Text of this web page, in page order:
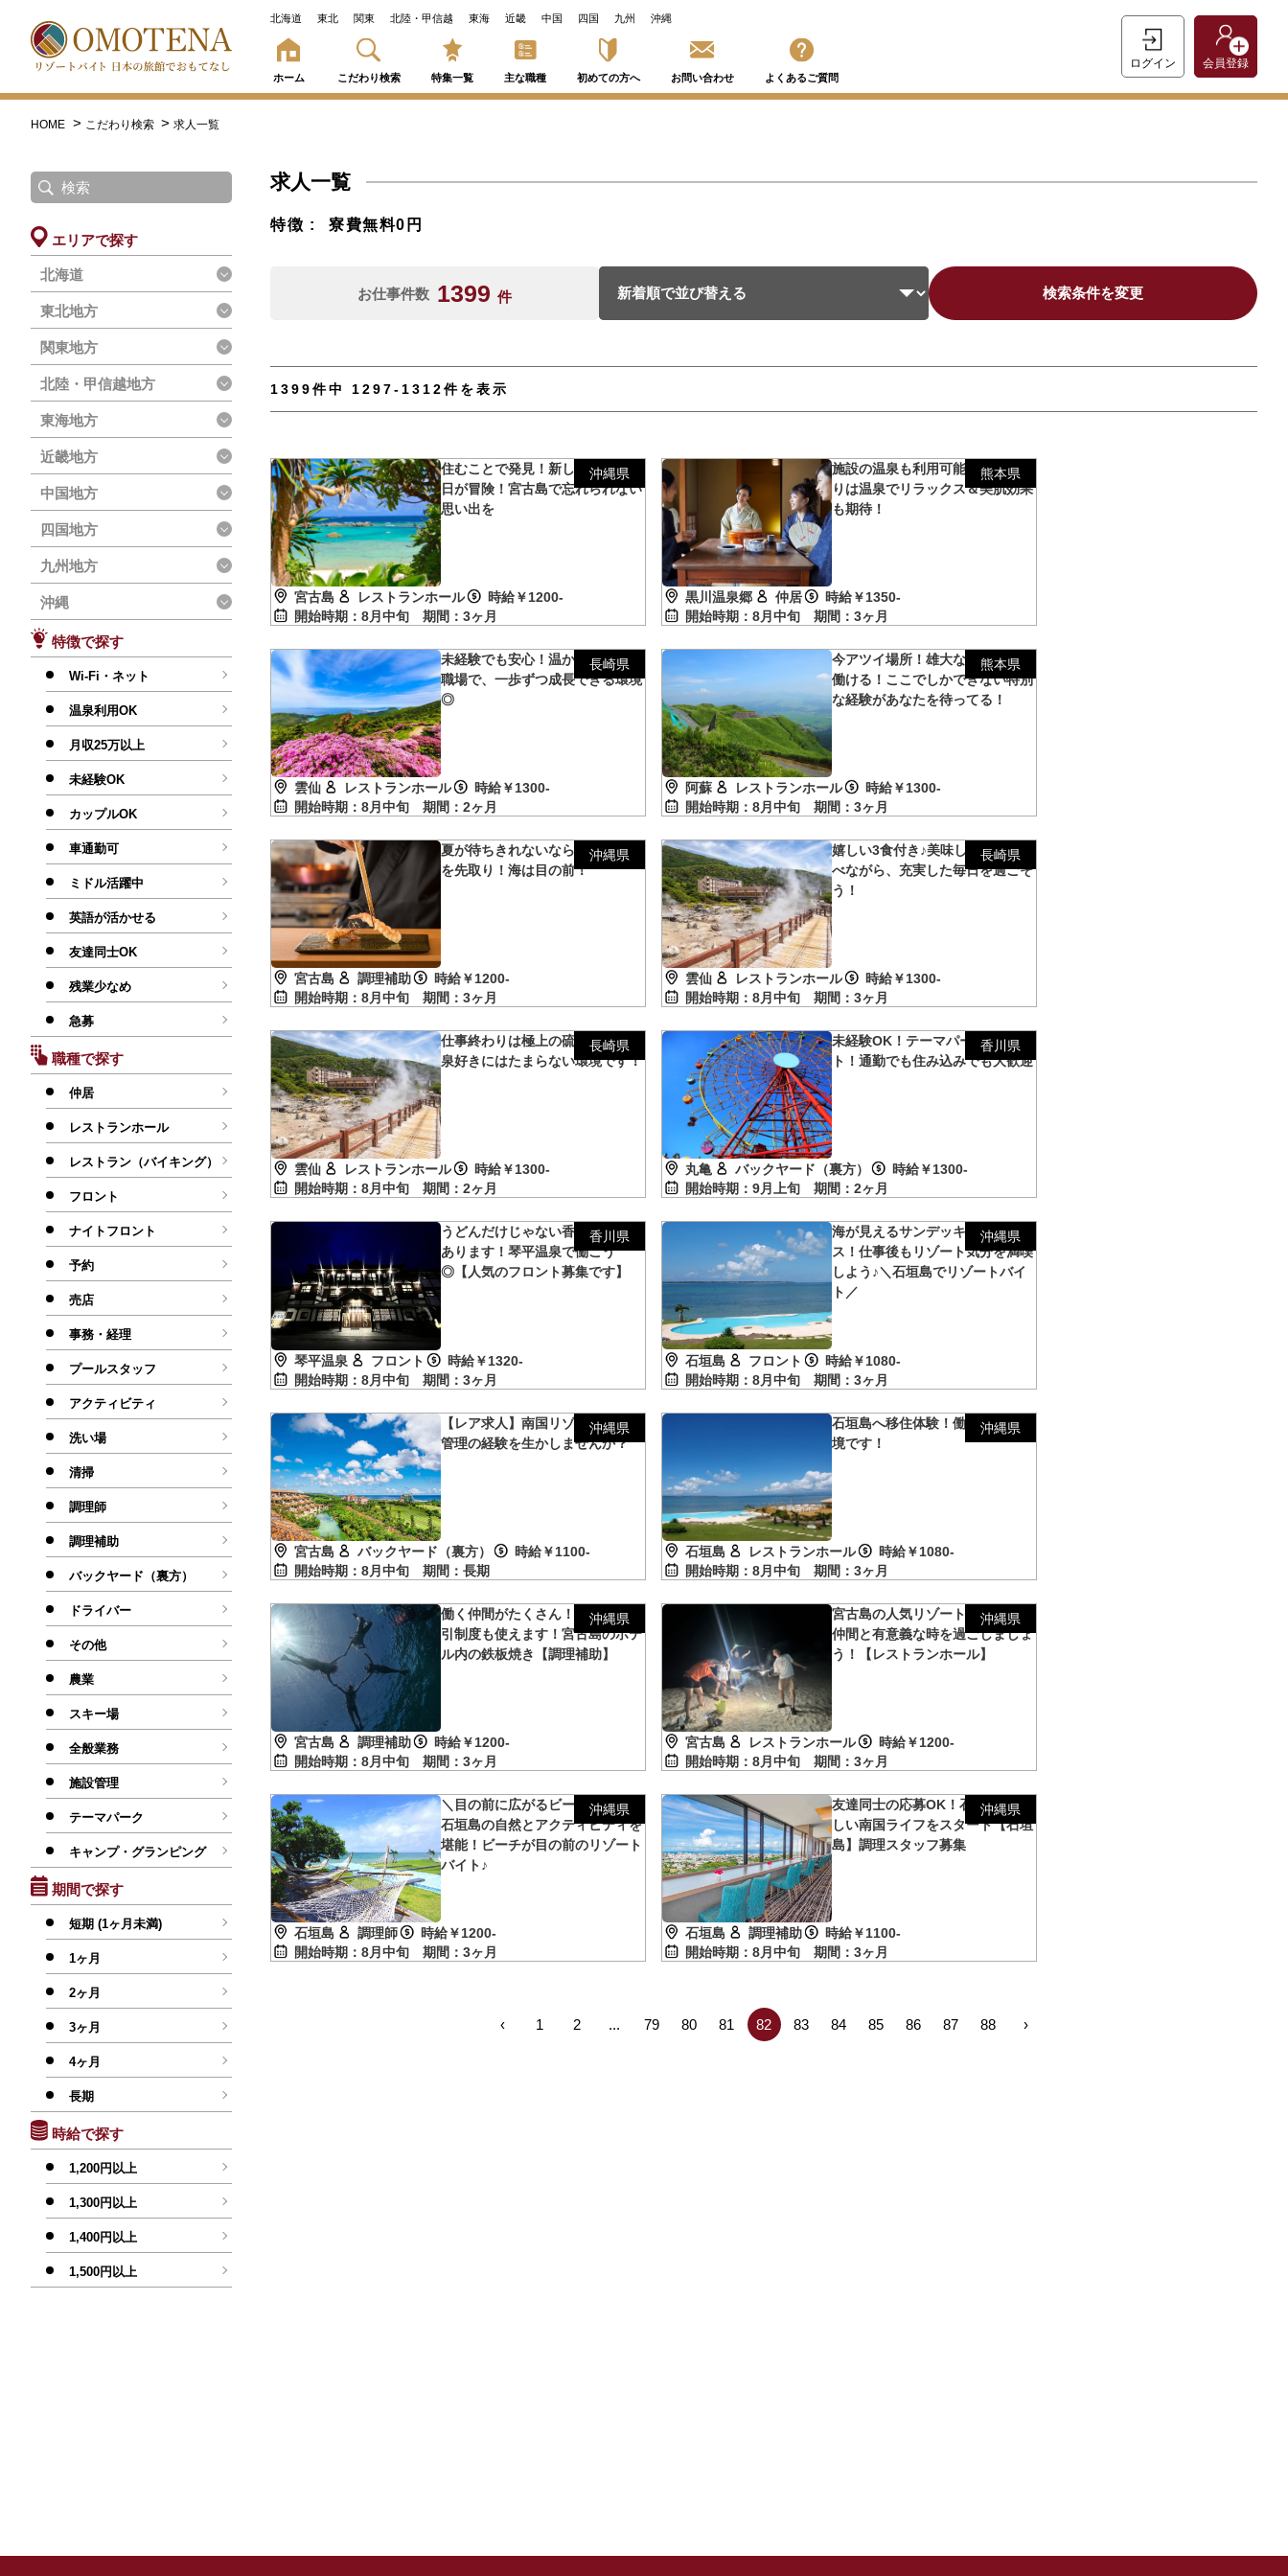
北海道 東北 関東 北陸・甲信越 東海 近畿 中国 四国 九州 沖縄
ホーム こだわり検索 特集一覧 主な職種 初めての方へ お問い合わせ よくあるご質問
ログイン 会員登録
HOME こだわり検索 求人一覧
エリアで探す
北海道
東北地方
関東地方
北陸・甲信越地方
東海地方
近畿地方
中国地方
四国地方
九州地方
沖縄
特徴で探す
Wi-Fi・ネット
温泉利用OK
月収25万以上
未経験OK
カップルOK
車通勤可
ミドル活躍中
英語が活かせる
友達同士OK
残業少なめ
急募
職種で探す
仲居
レストランホール
レストラン（バイキング）
フロント
ナイトフロント
予約
売店
事務・経理
プールスタッフ
アクティビティ
洗い場
清掃
調理師
調理補助
バックヤード（裏方）
ドライバー
その他
農業
スキー場
全般業務
施設管理
テーマパーク
キャンプ・グランピング
期間で探す
短期 (1ヶ月未満)
1ヶ月
2ヶ月
3ヶ月
4ヶ月
長期
時給で探す
1,200円以上
1,300円以上
1,400円以上
1,500円以上
求人一覧
特徴 寮費無料0円
お仕事件数 1399件 検索条件を変更
1399件中 1297-1312件を表示
沖縄県
住むことで発見！新しい沖縄◎毎
日が冒険！宮古島で忘れられない
思い出を
宮古島 レストランホール
時給￥1200-
開始時期：8月中旬 期間：3ヶ月
熊本県
施設の温泉も利用可能！仕事終わ
りは温泉でリラックス＆美肌効果
も期待！
黒川温泉郷 仲居
時給￥1350-
開始時期：8月中旬 期間：3ヶ月
長崎県
未経験でも安心！温かい雰囲気の
職場で、一歩ずつ成長できる環境
◎
雲仙 レストランホール
時給￥1300-
開始時期：8月中旬 期間：2ヶ月
熊本県
今アツイ場所！雄大な景色の中で
働ける！ここでしかできない特別
な経験があなたを待ってる！
阿蘇 レストランホール
時給￥1300-
開始時期：8月中旬 期間：3ヶ月
沖縄県
夏が待ちきれないなら沖縄へ！夏
を先取り！海は目の前！
宮古島 調理補助
時給￥1200-
開始時期：8月中旬 期間：3ヶ月
長崎県
嬉しい3食付き♪美味しいご飯を食
べながら、充実した毎日を過ごそ
う！
雲仙 レストランホール
時給￥1300-
開始時期：8月中旬 期間：3ヶ月
長崎県
仕事終わりは極上の硫黄泉へ♪温
泉好きにはたまらない環境です！
雲仙 レストランホール
時給￥1300-
開始時期：8月中旬 期間：2ヶ月
香川県
未経験OK！テーマパークキャス
ト！通勤でも住み込みでも大歓迎
丸亀 バックヤード（裏方）
時給￥1300-
開始時期：9月上旬 期間：2ヶ月
香川県
うどんだけじゃない香川！温泉も
あります！琴平温泉で働こう
◎【人気のフロント募集です】
琴平温泉 フロント
時給￥1320-
開始時期：8月中旬 期間：3ヶ月
沖縄県
海が見えるサンデッキでリラック
ス！仕事後もリゾート気分を満喫
しよう♪＼石垣島でリゾートバイ
ト／
石垣島 フロント
時給￥1080-
開始時期：8月中旬 期間：3ヶ月
沖縄県
【レア求人】南国リゾートで施設
管理の経験を生かしませんか？
宮古島 バックヤード（裏方）
時給￥1100-
開始時期：8月中旬 期間：長期
沖縄県
石垣島へ移住体験！働きやすい環
境です！
石垣島 レストランホール
時給￥1080-
開始時期：8月中旬 期間：3ヶ月
沖縄県
働く仲間がたくさん！施設内の割
引制度も使えます！宮古島のホテ
ル内の鉄板焼き【調理補助】
宮古島 調理補助
時給￥1200-
開始時期：8月中旬 期間：3ヶ月
沖縄県
宮古島の人気リゾート地で出会う
仲間と有意義な時を過ごしましょ
う！【レストランホール】
宮古島 レストランホール
時給￥1200-
開始時期：8月中旬 期間：3ヶ月
沖縄県
＼目の前に広がるビーチに感動／
石垣島の自然とアクティビティを
堪能！ビーチが目の前のリゾート
バイト♪
石垣島 調理師
時給￥1200-
開始時期：8月中旬 期間：3ヶ月
沖縄県
友達同士の応募OK！石垣島で楽
しい南国ライフをスタート【石垣
島】調理スタッフ募集
石垣島 調理補助
時給￥1100-
開始時期：8月中旬 期間：3ヶ月
‹ 1 2 ... 79 80 81 82 83 84 85 86 87 88 ›